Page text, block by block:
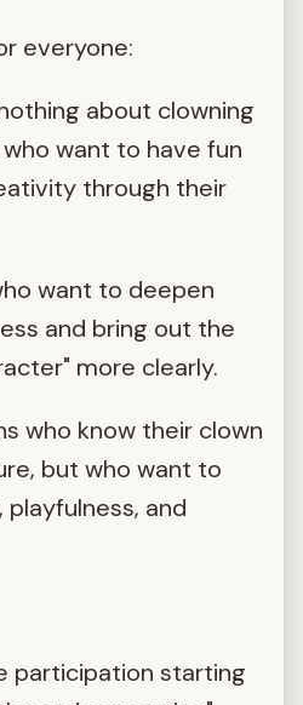
everyone:
about clowning
want to have fun
through their
want to deepen
and bring out the
more clearly.
who know their clown
but who want to
and
participation starting